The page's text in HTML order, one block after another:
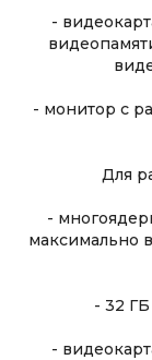
-
- монитор с
Для
-
максимально
- 32
-